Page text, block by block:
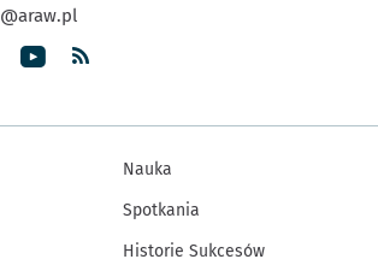
Nauka
Spotkania
Historie Sukcesów